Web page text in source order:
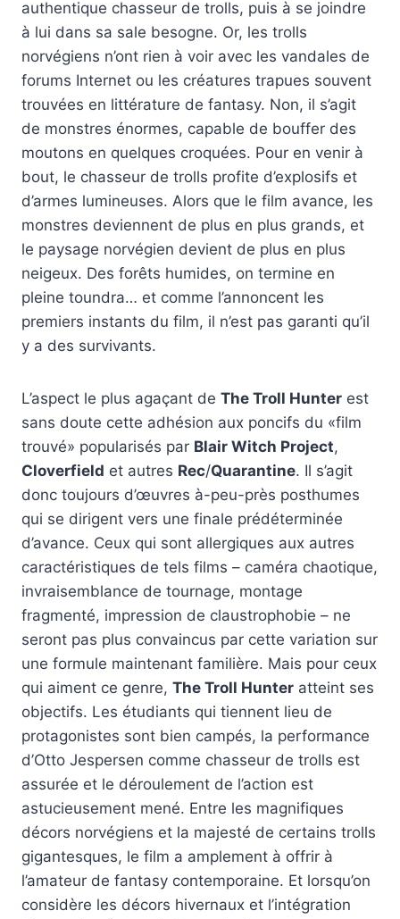
authentique chasseur de trolls, puis à se joindre
à lui dans sa sale besogne. Or, les trolls
norvégiens n’ont rien à voir avec les vandales de
forums Internet ou les créatures trapues souvent
trouvées en littérature de fantasy. Non, il s’agit
de monstres énormes, capable de bouffer des
moutons en quelques croquées. Pour en venir à
bout, le chasseur de trolls profite d’explosifs et
d’armes lumineuses. Alors que le film avance, les
monstres deviennent de plus en plus grands, et
le paysage norvégien devient de plus en plus
neigeux. Des forêts humides, on termine en
pleine toundra… et comme l’annoncent les
premiers instants du film, il n’est pas garanti qu’il
y a des survivants.
L’aspect le plus agaçant de The Troll Hunter est
sans doute cette adhésion aux poncifs du «film
trouvé» popularisés par Blair Witch Project,
Cloverfield et autres Rec/Quarantine. Il s’agit
donc toujours d’œuvres à-peu-près posthumes
qui se dirigent vers une finale prédéterminée
d’avance. Ceux qui sont allergiques aux autres
caractéristiques de tels films – caméra chaotique,
invraisemblance de tournage, montage
fragmenté, impression de claustrophobie – ne
seront pas plus convaincus par cette variation sur
une formule maintenant familière. Mais pour ceux
qui aiment ce genre, The Troll Hunter atteint ses
objectifs. Les étudiants qui tiennent lieu de
protagonistes sont bien campés, la performance
d’Otto Jespersen comme chasseur de trolls est
assurée et le déroulement de l’action est
astucieusement mené. Entre les magnifiques
décors norvégiens et la majesté de certains trolls
gigantesques, le film a amplement à offrir à
l’amateur de fantasy contemporaine. Et lorsqu’on
considère les décors hivernaux et l’intégration